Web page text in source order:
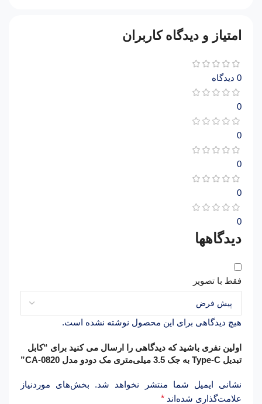
امتیاز و دیدگاه کاربران
0 دیدگاه
0
0
0
0
0
دیدگاهها
فقط با تصویر
هیچ دیدگاهی برای این محصول نوشته نشده است.
اولین نفری باشید که دیدگاهی را ارسال می کنید برای “کابل
تبدیل Type-C به جک 3.5 میلی‌متری مک دودو مدل CA-0820”
نشانی ایمیل شما منتشر نخواهد شد.
بخش‌های موردنیاز
علامت‌گذاری شده‌اند *